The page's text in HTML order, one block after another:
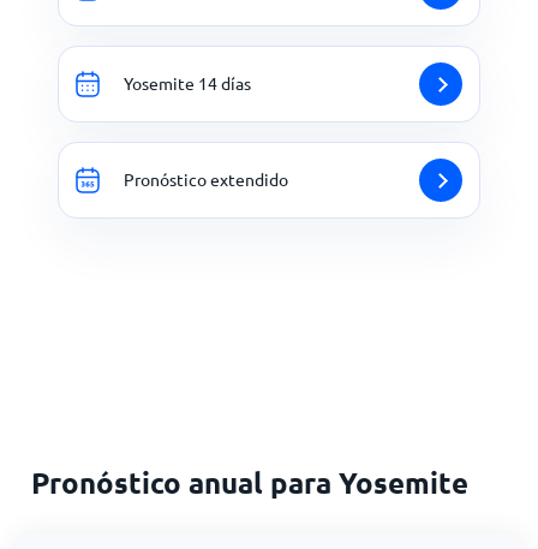
Yosemite 14 días
Pronóstico extendido
Pronóstico anual para Yosemite